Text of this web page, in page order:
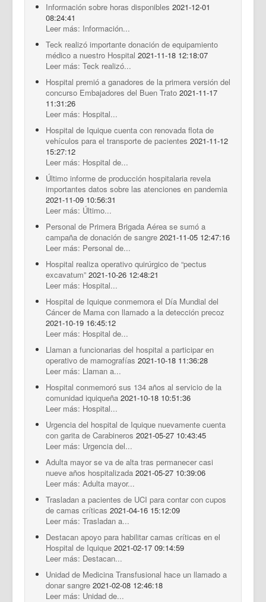
Información sobre horas disponibles 2021-12-01
08:24:41
Leer más: Información...
Teck realizó importante donación de equipamiento
médico a nuestro Hospital 2021-11-18 12:18:07
Leer más: Teck realizó...
Hospital premió a ganadores de la primera versión del
concurso Embajadores del Buen Trato 2021-11-17
11:31:26
Leer más: Hospital...
Hospital de Iquique cuenta con renovada flota de
vehículos para el transporte de pacientes 2021-11-12
15:27:12
Leer más: Hospital de...
Último informe de producción hospitalaria revela
importantes datos sobre las atenciones en pandemia
2021-11-09 10:56:31
Leer más: Último...
Personal de Primera Brigada Aérea se sumó a
campaña de donación de sangre 2021-11-05 12:47:16
Leer más: Personal de...
Hospital realiza operativo quirúrgico de “pectus
excavatum” 2021-10-26 12:48:21
Leer más: Hospital...
Hospital de Iquique conmemora el Día Mundial del
Cáncer de Mama con llamado a la detección precoz
2021-10-19 16:45:12
Leer más: Hospital de...
Llaman a funcionarias del hospital a participar en
operativo de mamografías 2021-10-18 11:36:28
Leer más: Llaman a...
Hospital conmemoró sus 134 años al servicio de la
comunidad iquiqueña 2021-10-18 10:51:36
Leer más: Hospital...
Urgencia del hospital de Iquique nuevamente cuenta
con garita de Carabineros 2021-05-27 10:43:45
Leer más: Urgencia del...
Adulta mayor se va de alta tras permanecer casi
nueve años hospitalizada 2021-05-27 10:39:06
Leer más: Adulta mayor...
Trasladan a pacientes de UCI para contar con cupos
de camas críticas 2021-04-16 15:12:09
Leer más: Trasladan a...
Destacan apoyo para habilitar camas críticas en el
Hospital de Iquique 2021-02-17 09:14:59
Leer más: Destacan...
Unidad de Medicina Transfusional hace un llamado a
donar sangre 2021-02-08 12:46:18
Leer más: Unidad de...